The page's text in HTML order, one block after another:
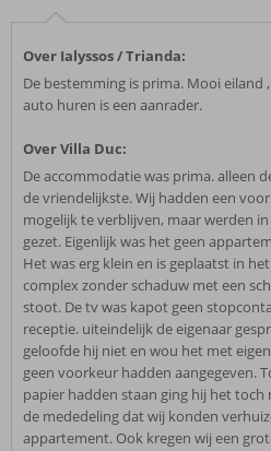
Over Ialyssos / Trianda:
De bestemming is prima. Mooi eiland
auto huren is een aanrader.
Over Villa Duc:
De accommodatie was prima. alleen
de vriendelijkste. Wij hadden een
mogelijk te verblijven, maar werden
gezet. Eigenlijk was het geen
Het was erg klein en is geplaatst in
complex zonder schaduw met een
stoot. De tv was kapot geen
receptie. uiteindelijk de eigenaar
geloofde hij niet en wou het met
geen voorkeur hadden aangegeven.
papier hadden staan ging hij het
de mededeling dat wij konden
appartement. Ook kregen wij een